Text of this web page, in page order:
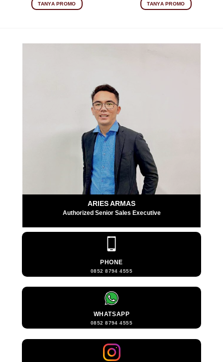
TANYA PROMO TANYA PROMO
ARIES ARMAS
Authorized Senior Sales Executive
PHONE
0852 8794 4555
WHATSAPP
0852 8794 4555